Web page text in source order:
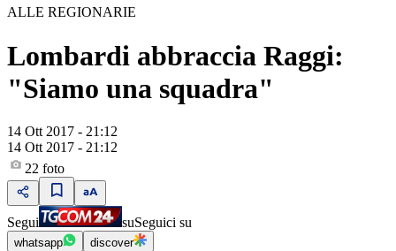
ALLE REGIONARIE
Lombardi abbraccia Raggi:
"Siamo una squadra"
14 Ott 2017 - 21:12
14 Ott 2017 - 21:12
22 foto
Segui suSeguici su
whatsapp discover